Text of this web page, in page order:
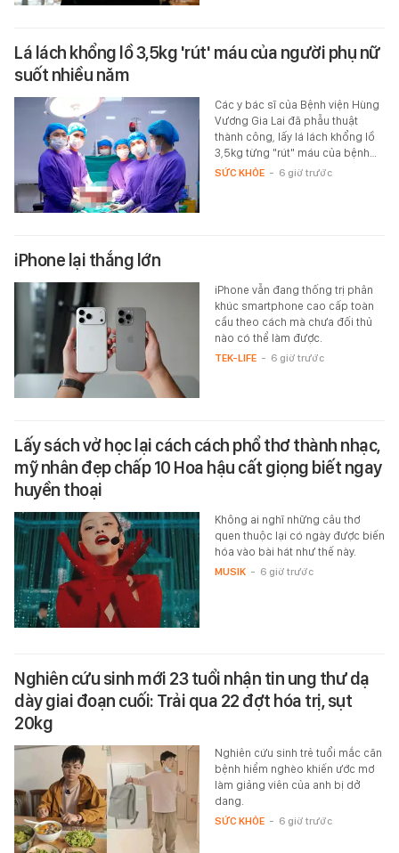
Lá lách khổng lồ 3,5kg 'rút' máu của người phụ nữ
suốt nhiều năm
Các y bác sĩ của Bệnh viện Hùng
Vương Gia Lai đã phẫu thuật
thành công, lấy lá lách khổng lồ
3,5kg từng "rút" máu của bệnh…
SỨC KHỎE - 6 giờ trước
iPhone lại thắng lớn
iPhone vẫn đang thống trị phân
khúc smartphone cao cấp toàn
cầu theo cách mà chưa đối thủ
nào có thể làm được.
TEK-LIFE - 6 giờ trước
Lấy sách vở học lại cách cách phổ thơ thành nhạc,
mỹ nhân đẹp chấp 10 Hoa hậu cất giọng biết ngay
huyền thoại
Không ai nghĩ những câu thơ
quen thuộc lại có ngày được biến
hóa vào bài hát như thế này.
MUSIK - 6 giờ trước
Nghiên cứu sinh mới 23 tuổi nhận tin ung thư dạ
dày giai đoạn cuối: Trải qua 22 đợt hóa trị, sụt
20kg
Nghiên cứu sinh trẻ tuổi mắc căn
bệnh hiểm nghèo khiến ước mơ
làm giảng viên của anh bị dở
dang.
SỨC KHỎE - 6 giờ trước